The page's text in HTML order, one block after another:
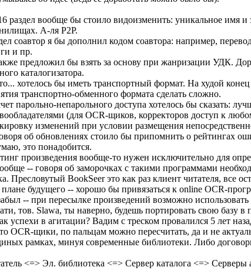
раздел вообще бы стоило видоизменить: уникальное имя
А-ля P2P.
соавтор я бы дополнил кодом соавтора: например,
и пр.
предложил бы взять за основу при жанризации УДК.
каталогизатора.
хотелось бы иметь транспортный формат. На худой
транспортно-обменного формата сделать сложно.
парольно-непарольного доступа хотелось бы сказать:
(для OCR-щиков, корректоров доступ к
изменений при условии размещения
об обновлениях стоило бы припомнить о рейтингах
это понадобится.
произведения вообще-то нужен исключительно для
-- говоря об заморочках с такими программами
Пресловутый BookSeer это как раз клиент читателя, все
будущего -- хорошо бы привязаться к online OCR-
-- при пересылке произведений возможно
тов. Slawa, ты наверно, будешь портировать свою базу в
успехи в агитации? Вадим с треском провалился 5 лет
OCR-щики, по пальцам можно пересчитать, да и не
рамках, минуя современные библиотеки. Либо
<=> Эл. библиотека <=> Сервер каталога <=>